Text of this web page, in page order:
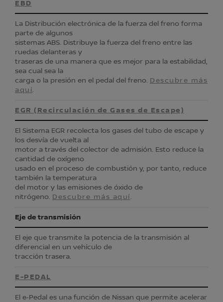
EBD
La Distribución electrónica de la fuerza del freno forma
parte de algunos
sistemas ABS. Distribuye la fuerza del freno entre las
ruedas delanteras y
traseras de una manera que es mejor para la estabilidad,
sea cual sea la
carga o la presión en el pedal del freno. Descubre más
aquí.
EGR (Recirculación de Gases de Escape)
El Sistema EGR recolecta los gases del tubo de escape y
los desvía de vuelta al
motor a través del colector de admisión. Esto reduce la
cantidad de oxígeno
usado en el proceso de combustión y, por tanto, reduce
también la temperatura
del motor y las emisiones de óxido de
nitrógeno. Descubre más aquí.
Eje de transmisión
El eje que transmite la potencia de la transmisión al
diferencial en un vehículo de
tracción trasera.
E-PEDAL
El e‑Pedal es una función de Nissan que permite acelerar